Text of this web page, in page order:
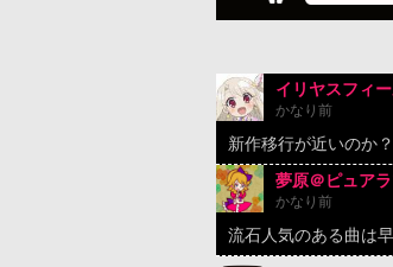
イリヤスフィ
かなり前
新作移行が近いのか
夢原＠ピュア
かなり前
流石人気のある曲は